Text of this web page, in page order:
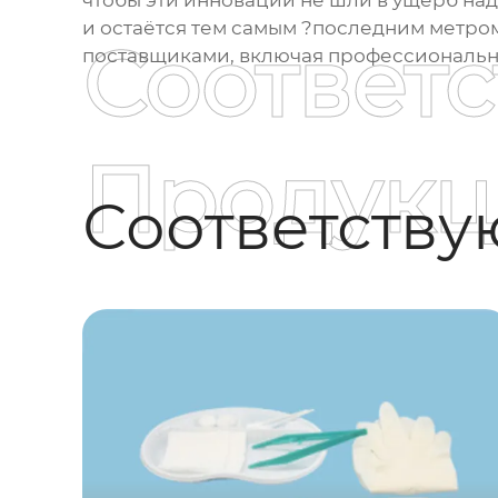
и остаётся тем самым ?последним
поставщиками, включая